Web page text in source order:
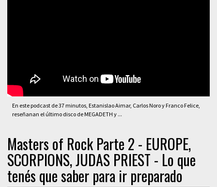
En este podcast de 37 minutos, Estanislao Aimar, Carlos Noro y Franco Felice,
reseñanan el último disco de MEGADETH y ...
Masters of Rock Parte 2 - EUROPE,
SCORPIONS, JUDAS PRIEST - Lo que
tenés que saber para ir preparado